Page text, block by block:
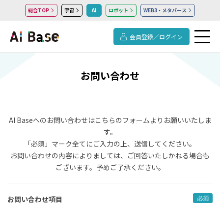
総合TOP 宇宙 AI ロボット WEB3・メタバース
会員登録／ログイン
お問い合わせ
AI Baseへのお問い合わせはこちらのフォームよりお願いいたしま
す。
「必須」マーク全てにご入力の上、送信してください。
お問い合わせの内容によりましては、ご回答いたしかねる場合も
ございます。予めご了承ください。
お問い合わせ項目 必須